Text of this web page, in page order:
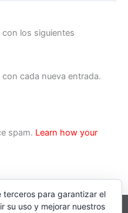
los siguientes
cada nueva entrada.
spam. Learn how your
terceros para garantizar el
su uso y mejorar nuestros